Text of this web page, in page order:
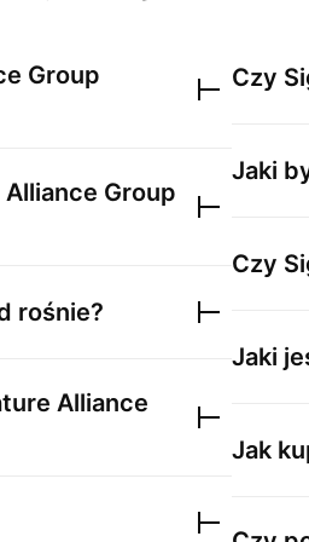
Group
Group
rośnie?
Alliance
Czy
Jaki
Czy
Jaki
Jak